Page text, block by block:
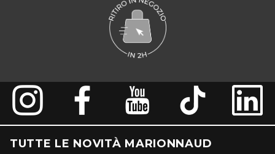
TUTTE LE NOVITÀ MARIONNAUD